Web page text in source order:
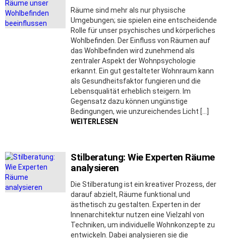
Räume sind mehr als nur physische
Umgebungen; sie spielen eine entscheidende
Rolle für unser psychisches und körperliches
Wohlbefinden. Der Einfluss von Räumen auf
das Wohlbefinden wird zunehmend als
zentraler Aspekt der Wohnpsychologie
erkannt. Ein gut gestalteter Wohnraum kann
als Gesundheitsfaktor fungieren und die
Lebensqualität erheblich steigern. Im
Gegensatz dazu können ungünstige
Bedingungen, wie unzureichendes Licht […]
WEITERLESEN
Stilberatung: Wie Experten Räume
analysieren
Die Stilberatung ist ein kreativer Prozess, der
darauf abzielt, Räume funktional und
ästhetisch zu gestalten. Experten in der
Innenarchitektur nutzen eine Vielzahl von
Techniken, um individuelle Wohnkonzepte zu
entwickeln. Dabei analysieren sie die